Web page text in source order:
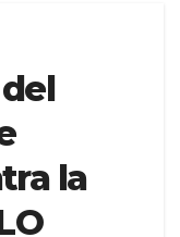
la